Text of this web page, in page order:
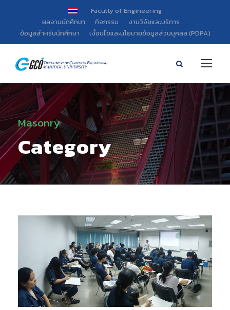
Faculty of Engineering
ผลงานนักศึกษา
กิจกรรม
งานวิจัยและบริการ
ข้อมูลสำหรับนักศึกษา
เงื่อนไขและนโยบายข้อมูลส่วนบุคลล (PDPA)
Masonry
Category